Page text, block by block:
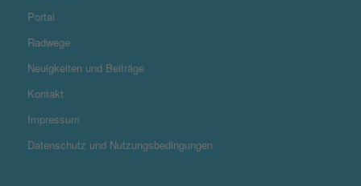
Portal
Radwege
Neuigkeiten und Beiträge
Kontakt
Impressum
Datenschutz und Nutzungsbedingungen